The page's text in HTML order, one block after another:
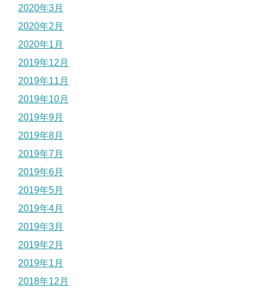
2020年3月
2020年2月
2020年1月
2019年12月
2019年11月
2019年10月
2019年9月
2019年8月
2019年7月
2019年6月
2019年5月
2019年4月
2019年3月
2019年2月
2019年1月
2018年12月